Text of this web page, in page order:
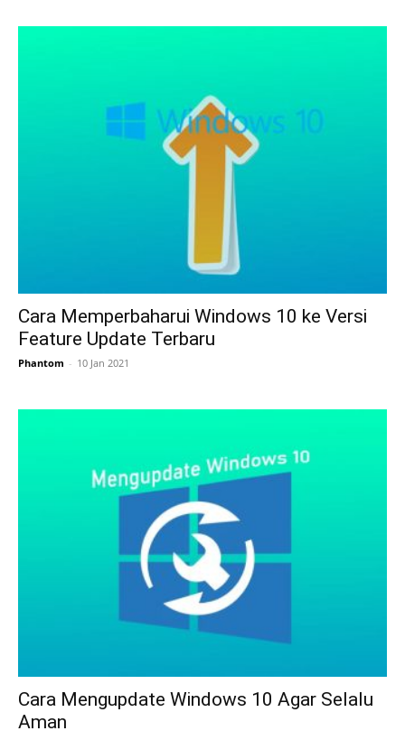
Cara Memperbaharui Windows 10 ke Versi
Feature Update Terbaru
Phantom - 10 Jan 2021
Cara Mengupdate Windows 10 Agar Selalu
Aman